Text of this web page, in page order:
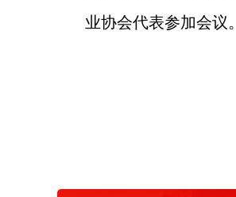
业协会代表参加会议。